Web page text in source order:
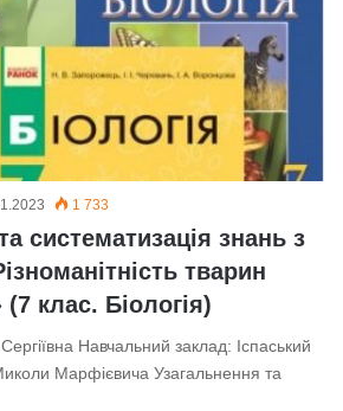
1 733
систематизація знань з
тварин
клас. Біологія)
Навчальний заклад: Іспаський
Марфієвича Узагальнення та